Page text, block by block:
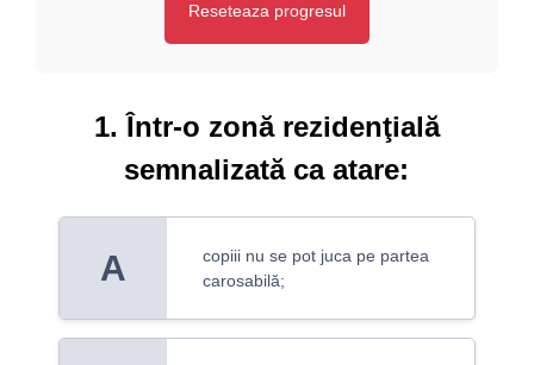
Reseteaza progresul
1. Într-o zonă rezidenţială
semnalizată ca atare:
A
copiii nu se pot juca pe partea
carosabilă;